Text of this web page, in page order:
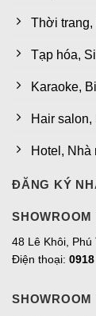
Thời trang,
Tạp hóa,
Karaoke,
Hair salon,
Hotel,
ĐĂNG KÝ
SHOWROOM
48 Lê Khôi, Phú
Điện thoại:
SHOWROOM